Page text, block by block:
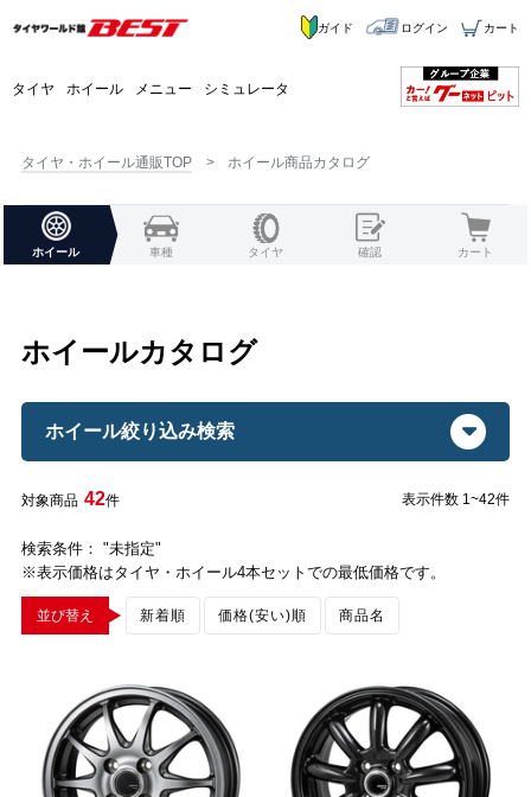
タイヤ ホイール メニュー シミュレータ
ガイド ログイン カート
タイヤ・ホイール通販TOP ホイール商品カタログ
ホイール 車種 タイヤ 確認 カート
ホイールカタログ
ホイール絞り込み検索
対象商品 42件 表示件数 1~42件
検索条件： "未指定"
※表示価格はタイヤ・ホイール4本セットでの最低価格です。
並び替え 新着順 価格(安い)順 商品名